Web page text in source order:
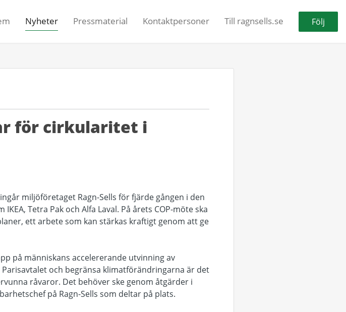
Nyheter Pressmaterial Kontaktpersoner Till ragnsells.se Följ
för cirkularitet i
miljöföretaget Ragn-Sells för fjärde gången i den
Tetra Pak och Alfa Laval. På årets COP-möte ska
ett arbete som kan stärkas kraftigt genom att ge
på människans accelererande utvinning av
och begränsa klimatförändringarna är det
råvaror. Det behöver ske genom åtgärder i
på Ragn-Sells som deltar på plats.